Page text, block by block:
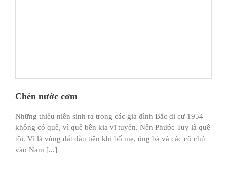
Chén nước cơm
Những thiếu niên sinh ra trong các gia đình Bắc di cư 1954
không có quê, vì quê bên kia vĩ tuyến. Nên Phước Tuy là quê
tôi. Vì là vùng đất đầu tiên khi bố mẹ, ông bà và các cô chú
vào Nam [...]